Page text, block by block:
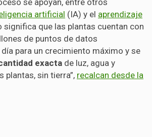
artificial (IA) y el aprendizaje
significa que las plantas cuentan con
de puntos de datos
para un crecimiento máximo y se
exacta de luz, agua y
plantas, sin tierra”, recalcan desde la